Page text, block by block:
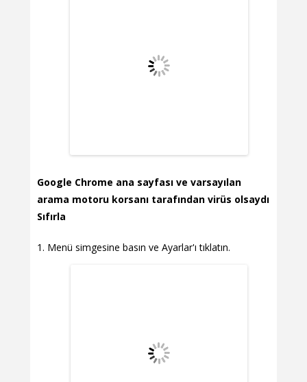
Google Chrome ana sayfası ve varsayılan
arama motoru korsanı tarafından virüs olsaydı
Sıfırla
Menü simgesine basın ve Ayarlar'ı tıklatın.